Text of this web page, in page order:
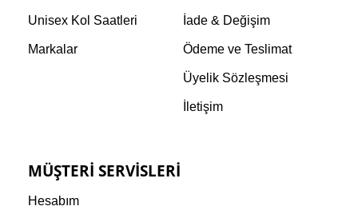
Unisex Kol Saatleri
Markalar
İade & Değişim
Ödeme ve Teslimat
Üyelik Sözleşmesi
İletişim
MÜŞTERI SERVISLERI
Hesabım